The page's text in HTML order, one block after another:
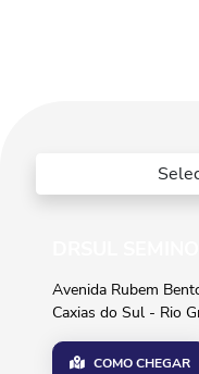
Avenida Rubem
Caxias do Sul - Rio
COMO CHEGAR